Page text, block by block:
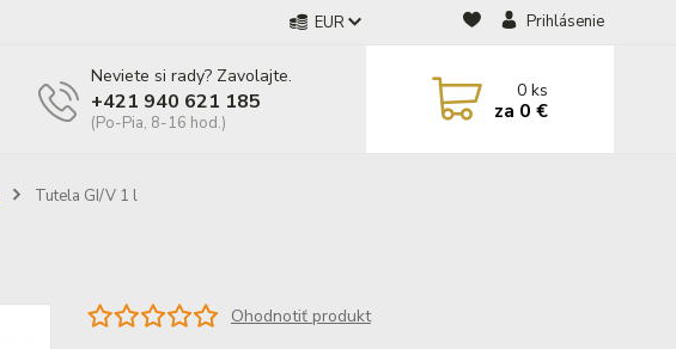
EUR Prihlásenie
Neviete si rady? Zavolajte.
+421 940 621 185
(Po-Pia, 8-16 hod.)
0ks
za 0 €
Tutela GI/V 1 l
Ohodnotiť produkt